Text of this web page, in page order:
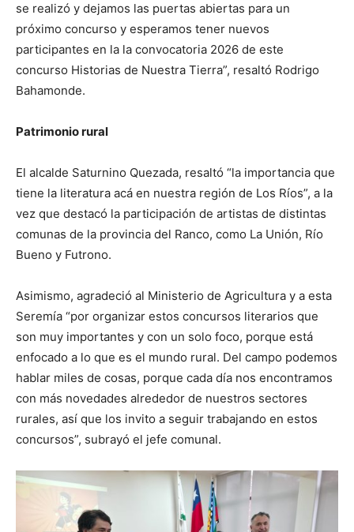
se realizó y dejamos las puertas abiertas para un
próximo concurso y esperamos tener nuevos
participantes en la la convocatoria 2026 de este
concurso Historias de Nuestra Tierra”, resaltó Rodrigo
Bahamonde.
Patrimonio rural
El alcalde Saturnino Quezada, resaltó “la importancia que
tiene la literatura acá en nuestra región de Los Ríos”, a la
vez que destacó la participación de artistas de distintas
comunas de la provincia del Ranco, como La Unión, Río
Bueno y Futrono.
Asimismo, agradeció al Ministerio de Agricultura y a esta
Seremía “por organizar estos concursos literarios que
son muy importantes y con un solo foco, porque está
enfocado a lo que es el mundo rural. Del campo podemos
hablar miles de cosas, porque cada día nos encontramos
con más novedades alrededor de nuestros sectores
rurales, así que los invito a seguir trabajando en estos
concursos”, subrayó el jefe comunal.